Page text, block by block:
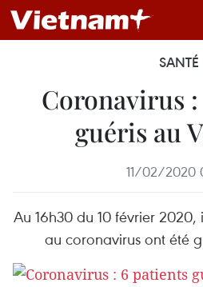
SANTÉ
Coronavirus
guéris au
11/02/2020
Au 16h30 du 10 février
au coronavirus ont été